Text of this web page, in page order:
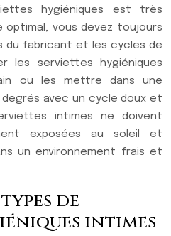
hygiéniques est très
optimal, vous devez toujours
du fabricant et les cycles de
les serviettes hygiéniques
ou les mettre dans une
degrés avec un cycle doux et
intimes ne doivent
exposées au soleil et
un environnement frais et
de
intimes